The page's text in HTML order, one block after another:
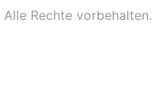
Alle Rechte vorbehalten.